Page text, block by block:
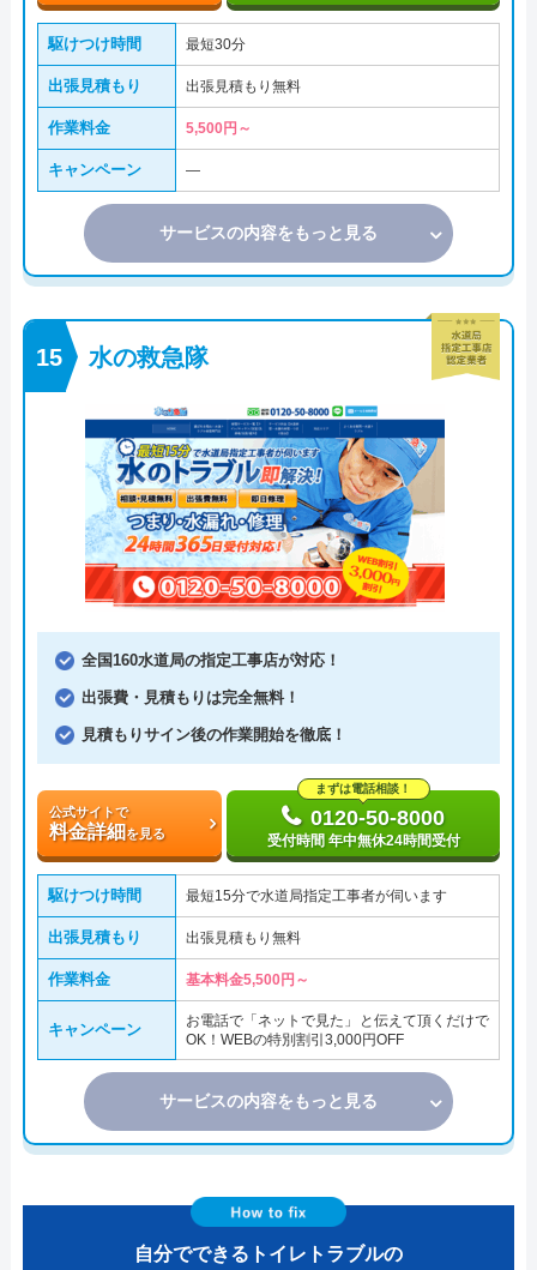
駆けつけ時間 最短30分
出張見積もり 出張見積もり無料
作業料金 5,500円～
キャンペーン ―
サービスの内容をもっと見る
水の救急隊
全国160水道局の指定工事店が対応！
出張費・見積もりは完全無料！
見積もりサイン後の作業開始を徹底！
公式サイトで
料金詳細を見る
まずは電話相談！
0120-50-8000
受付時間 年中無休24時間受付
駆けつけ時間 最短15分で水道局指定工事者が伺います
出張見積もり 出張見積もり無料
作業料金 基本料金5,500円～
キャンペーン
お電話で「ネットで見た」と伝えて頂くだけで
OK！WEBの特別割引3,000円OFF
サービスの内容をもっと見る
自分でできるトイレトラブルの